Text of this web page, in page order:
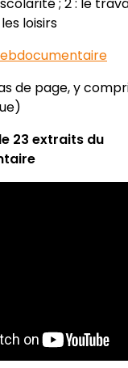
loisirs
de page, y
23 extraits du